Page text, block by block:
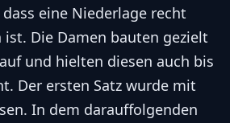
eine Niederlage recht
Die Damen bauten gezielt
und hielten diesen auch bis
Der ersten Satz wurde mit
In dem darauffolgenden